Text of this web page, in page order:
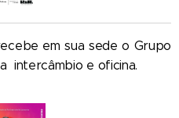
em sua sede o Grupo
intercâmbio e oficina.